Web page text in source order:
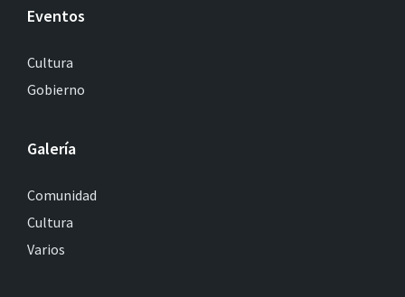
Eventos
Cultura
Gobierno
Galería
Comunidad
Cultura
Varios